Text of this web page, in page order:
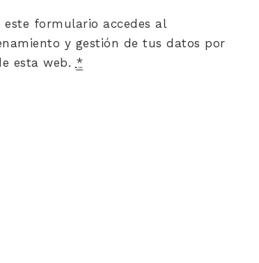
este formulario accedes al
y gestión de tus datos por
esta web. *